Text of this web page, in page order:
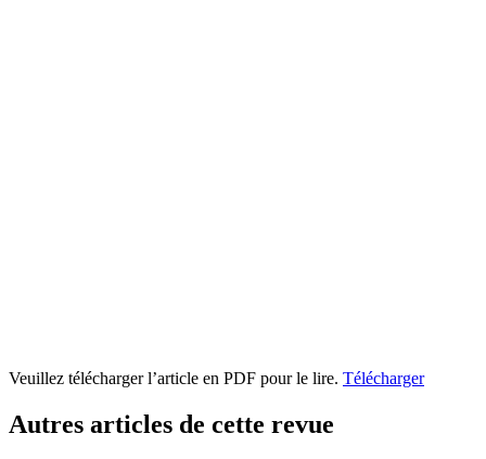
Veuillez télécharger l’article en PDF pour le lire. Télécharger
Autres articles de cette revue